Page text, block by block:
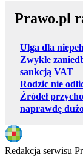
Prawo.pl
Ulga dla
Zwykłe
sankcją VAT
Rodzic nie
Źródeł
naprawdę
Redakcja serwisu